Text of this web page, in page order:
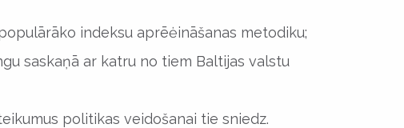
indeksu aprēėināšanas metodiku;
saskaņā ar katru no tiem Baltijas valstu
politikas veidošanai tie sniedz.